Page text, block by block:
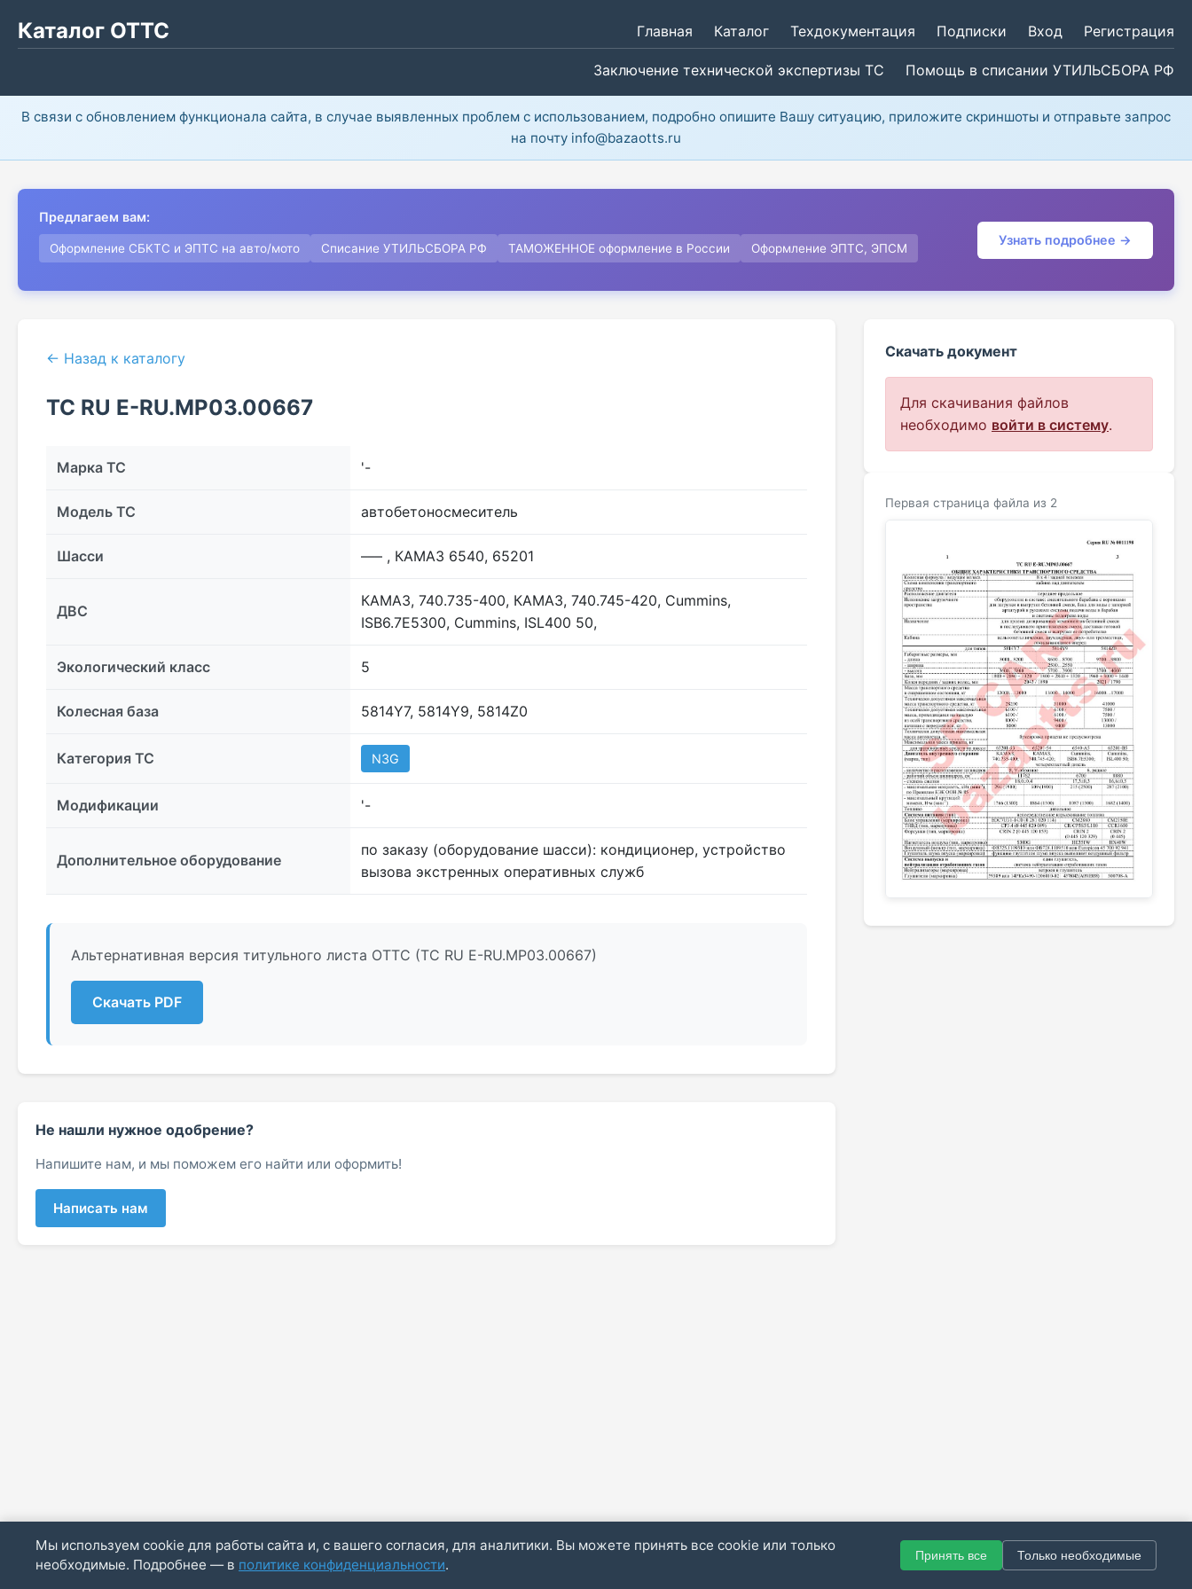
Каталог ОТТС Главная Каталог Техдокументация Подписки Вход Регистрация
Заключение технической экспертизы ТС Помощь в списании УТИЛЬСБОРА РФ
В связи с обновлением функционала сайта, в случае выявленных проблем с использованием, подробно опишите Вашу ситуацию, приложите скриншоты и отправьте запрос
на почту info@bazaotts.ru
Предлагаем вам:
Оформление СБКТС и ЭПТС на авто/мото Списание УТИЛЬСБОРА РФ ТАМОЖЕННОЕ оформление в России Оформление ЭПТС, ЭПСМ
Узнать подробнее →
← Назад к каталогу
ТС RU Е-RU.МР03.00667
Марка ТС '-
Модель ТС автобетоносмеситель
Шасси ––– , КАМАЗ 6540, 65201
ДВС
КАМАЗ, 740.735-400, КАМАЗ, 740.745-420, Cummins,
ISB6.7E5300, Cummins, ISL400 50,
Экологический класс 5
Колесная база 5814Y7, 5814Y9, 5814Z0
Категория ТС N3G
Модификации '-
Дополнительное оборудование
по заказу (оборудование шасси): кондиционер, устройство
вызова экстренных оперативных служб
Альтернативная версия титульного листа ОТТС (ТС RU Е-RU.МР03.00667)
Скачать PDF
Скачать документ
Для скачивания файлов
необходимо войти в систему.
Первая страница файла из 2
Не нашли нужное одобрение?
Напишите нам, и мы поможем его найти или оформить!
Написать нам
Мы используем cookie для работы сайта и, с вашего согласия, для аналитики. Вы можете принять все cookie или только
необходимые. Подробнее — в политике конфиденциальности.
Принять все Только необходимые